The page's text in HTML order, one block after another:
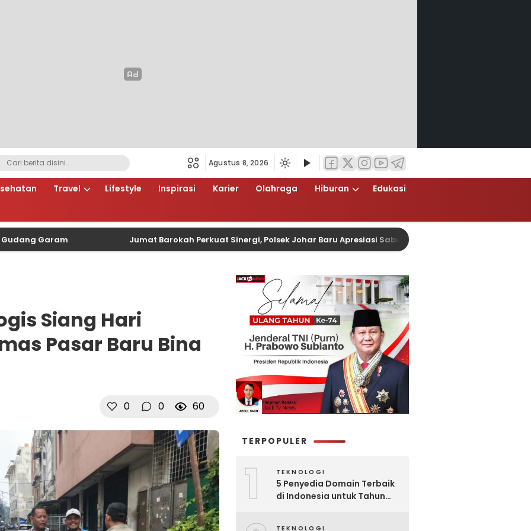
Agustus 8, 2026
Travel Lifestyle Inspirasi Karier Olahraga Hiburan
Edukasi
Garam Jumat Barokah Perkuat Sinergi, Polsek Johar Baru Apresiasi Sabuk Kamtibmas dengan Penyaluran
Siang Hari
Pasar Baru Bina
0 0 60
TERPOPULER
1 TEKNOLOGI
5 Penyedia Domain Terbaik
di Indonesia untuk Tahun
TEKNOLOGI